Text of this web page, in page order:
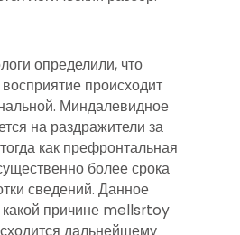
определили, что
происходит
Миндалевидное
на раздражители за
как префронтальная
более срока
сведений. Данное
какой причине mellsrtoy